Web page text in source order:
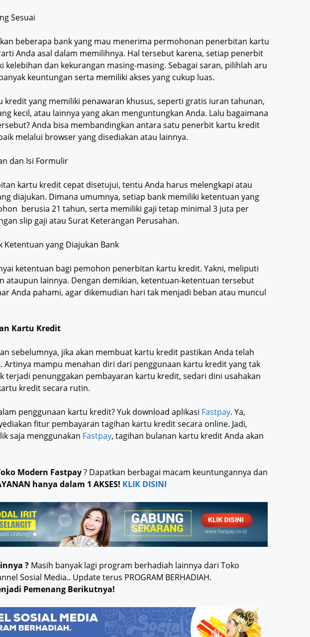
Sesuai
beberapa bank yang mau menerima permohonan penerbitan kartu
Anda asal dalam memilihnya. Hal tersebut karena, setiap penerbit
dan kekurangan masing-masing. Sebagai saran, pilihlah aru
keuntungan serta memiliki akses yang cukup luas.
kredit yang memiliki penawaran khusus, seperti gratis iuran tahunan,
kecil, atau lainnya yang akan menguntungkan Anda. Lalu bagaimana
Anda bisa membandingkan antara satu penerbit kartu kredit
melalui browser yang disediakan atau lainnya.
dan Isi Formulir
kartu kredit cepat disetujui, tentu Anda harus melengkapi atau
diajukan. Dimana umumnya, setiap bank memiliki ketentuan yang
berusia 21 tahun, serta memiliki gaji tetap minimal 3 juta per
slip gaji atau Surat Keterangan Perusahan.
Ketentuan yang Diajukan Bank
ketentuan bagi pemohon penerbitan kartu kredit. Yakni, meliputi
ataupun lainnya. Dengan demikian, ketentuan-ketentuan tersebut
Anda pahami, agar dikemudian hari tak menjadi beban atau muncul
Kartu Kredit
sebelumnya, jika akan membuat kartu kredit pastikan Anda telah
Artinya mampu menahan diri dari penggunaan kartu kredit yang tak
terjadi penunggakan pembayaran kartu kredit, sedari dini usahakan
kredit secara rutin.
penggunaan kartu kredit? Yuk download aplikasi Fastpay. Ya,
fitur pembayaran tagihan kartu kredit secara online. Jadi,
saja menggunakan Fastpay, tagihan bulanan kartu kredit Anda akan
Modern Fastpay? Dapatkan berbagai macam keuntungannya dan
hanya dalam 1 AKSES! KLIK DISINI
? Masih banyak lagi program berhadiah lainnya dari Toko
Sosial Media.. Update terus PROGRAM BERHADIAH.
Pemenang Berikutnya!